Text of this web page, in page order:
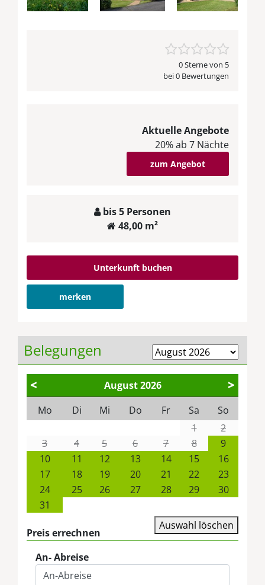
0 Sterne von 5
bei 0 Bewertungen
Aktuelle Angebote
20% ab 7 Nächte
zum Angebot
bis 5 Personen
48,00 m²
Unterkunft buchen
merken
Belegungen
< August2026
Mo
Di Mi Do Fr Sa
So
1
2
3
4 5 6 7 8
9
10
11 12 13 14 15
16
17
18 19 20 21 22
23
24
25 26 27 28 29
30
31
>
Auswahl löschen
Preis errechnen
An- Abreise